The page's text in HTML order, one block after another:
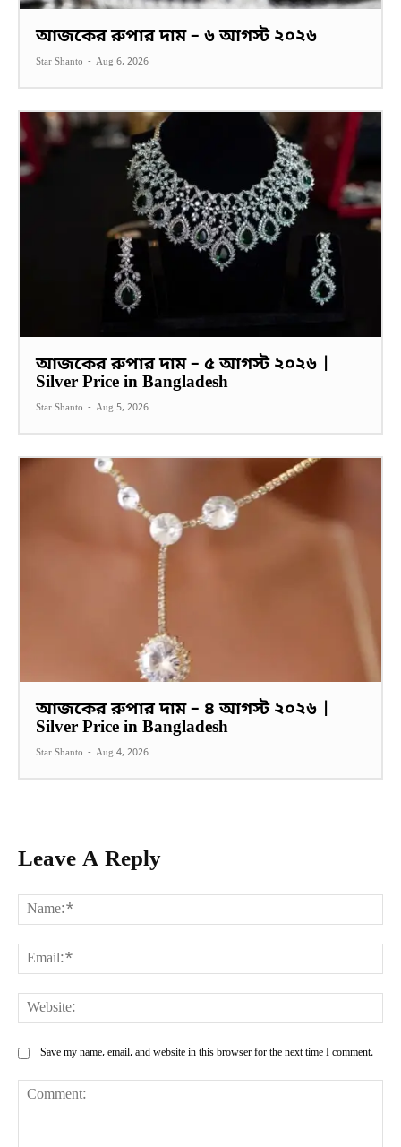
আজকের রুপার দাম – ৬ আগস্ট ২০২৬
Star Shanto - Aug 6, 2026
আজকের রুপার দাম – ৫ আগস্ট ২০২৬ |
Silver Price in Bangladesh
Star Shanto - Aug 5, 2026
আজকের রুপার দাম – ৪ আগস্ট ২০২৬ |
Silver Price in Bangladesh
Star Shanto - Aug 4, 2026
Leave A Reply
Save my name, email, and website in this browser for the next time I comment.